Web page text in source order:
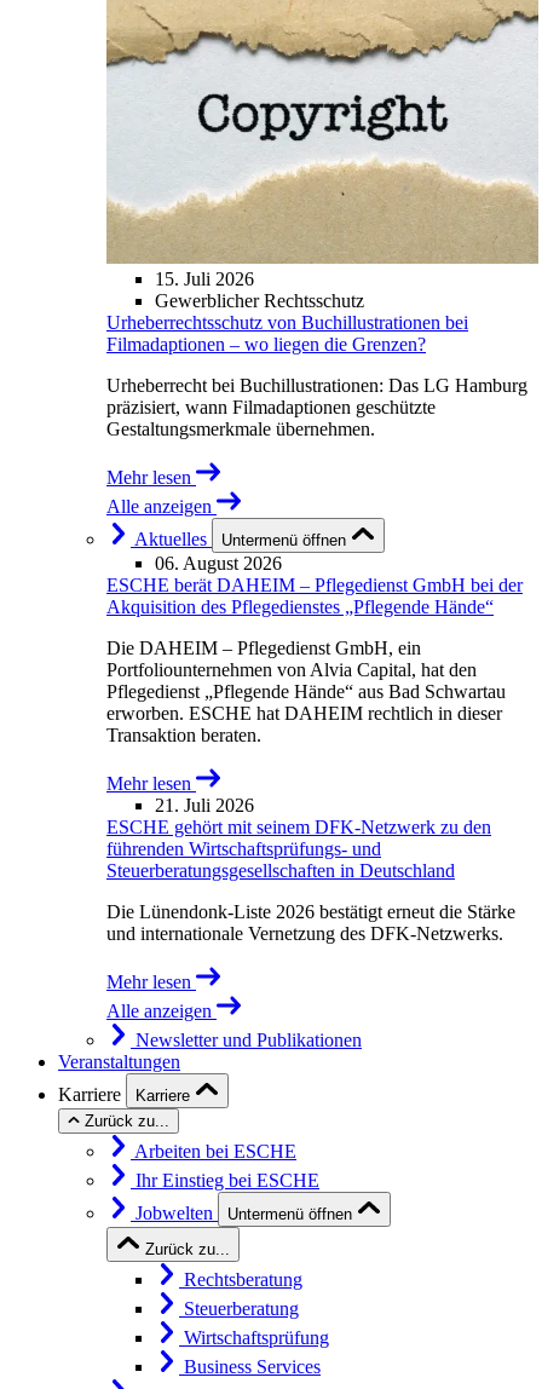
15. Juli 2026
Gewerblicher Rechtsschutz
Urheberrechtsschutz von Buchillustrationen bei
Filmadaptionen – wo liegen die Grenzen?
Urheberrecht bei Buchillustrationen: Das LG Hamburg
präzisiert, wann Filmadaptionen geschützte
Gestaltungsmerkmale übernehmen.
Mehr lesen
Alle anzeigen
Aktuelles
Untermenü öffnen
06. August 2026
ESCHE berät DAHEIM – Pflegedienst GmbH bei der
Akquisition des Pflegedienstes „Pflegende Hände“
Die DAHEIM – Pflegedienst GmbH, ein
Portfoliounternehmen von Alvia Capital, hat den
Pflegedienst „Pflegende Hände“ aus Bad Schwartau
erworben. ESCHE hat DAHEIM rechtlich in dieser
Transaktion beraten.
Mehr lesen
21. Juli 2026
ESCHE gehört mit seinem DFK-Netzwerk zu den
führenden Wirtschaftsprüfungs- und
Steuerberatungsgesellschaften in Deutschland
Die Lünendonk-Liste 2026 bestätigt erneut die Stärke
und internationale Vernetzung des DFK-Netzwerks.
Mehr lesen
Alle anzeigen
Newsletter und Publikationen
Veranstaltungen
Karriere
Karriere
Zurück zu...
Arbeiten bei ESCHE
Ihr Einstieg bei ESCHE
Jobwelten
Untermenü öffnen
Zurück zu...
Rechtsberatung
Steuerberatung
Wirtschaftsprüfung
Business Services